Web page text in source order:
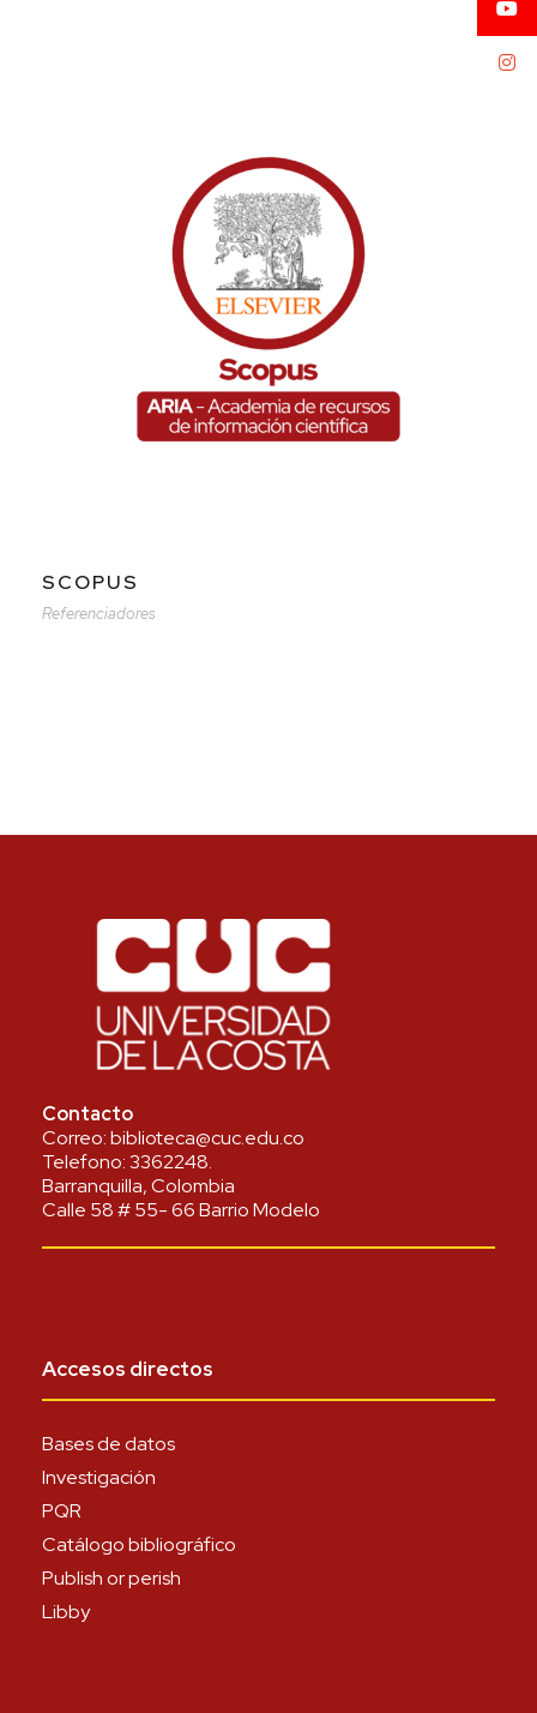
SCOPUS
Referenciadores
Contacto
Correo:biblioteca@cuc.edu.co
Telefono:3362248.
Barranquilla, Colombia
Calle 58 # 55- 66 Barrio Modelo
Accesos directos
Bases de datos
Investigación
PQR
Catálogo bibliográfico
Publish or perish
Libby